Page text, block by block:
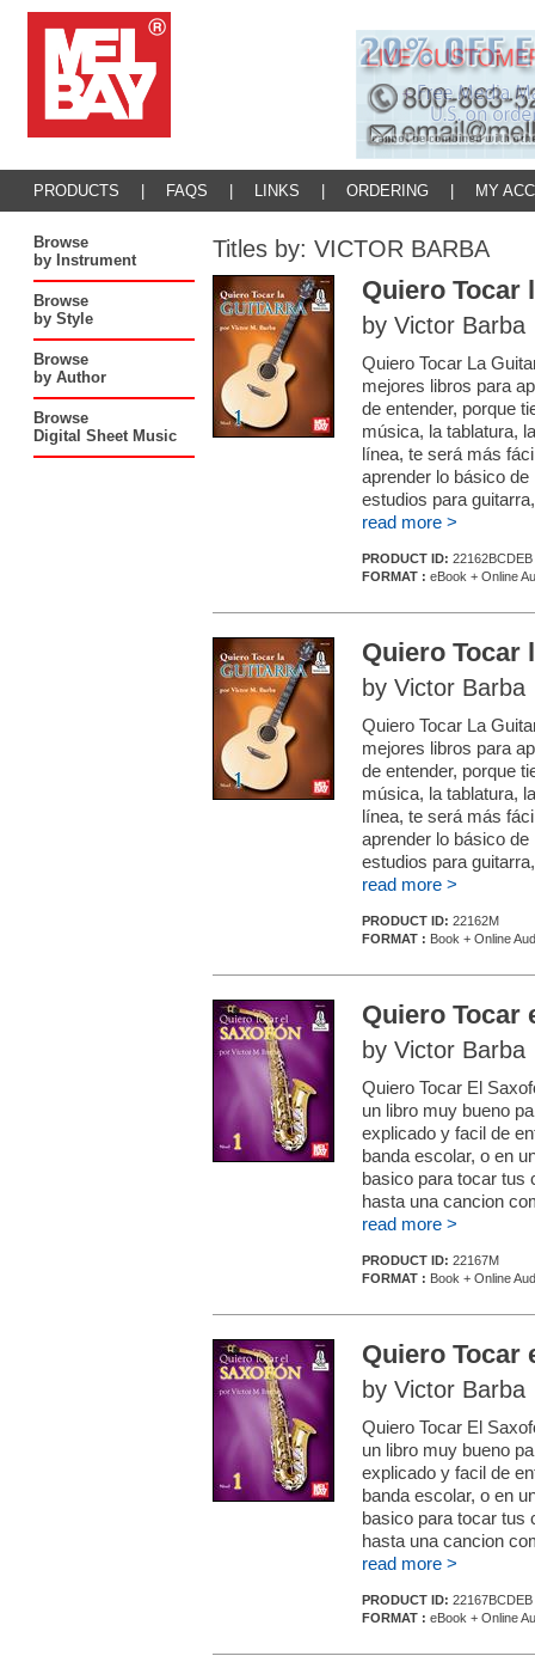
PRODUCTS FAQS LINKS ORDERING MY
Browse
by Instrument
Browse
by Style
Browse
by Author
Browse
Digital Sheet Music
Titles by: VICTOR BARBA
Quiero Tocar
by Victor Barba
Quiero Tocar La
mejores libros para
de entender, porque
música, la tablatura,
línea, te será más
aprender lo básico
estudios para
read more >
PRODUCT ID: 22162BCDEB
FORMAT : eBook + Online
Quiero Tocar
by Victor Barba
Quiero Tocar La
mejores libros para
de entender, porque
música, la tablatura,
línea, te será más
aprender lo básico
estudios para
read more >
PRODUCT ID: 22162M
FORMAT : Book + Online
Quiero Tocar
by Victor Barba
Quiero Tocar El
un libro muy bueno
explicado y facil de
banda escolar, o en
basico para tocar tus
hasta una cancion
read more >
PRODUCT ID: 22167M
FORMAT : Book + Online
Quiero Tocar
by Victor Barba
Quiero Tocar El
un libro muy bueno
explicado y facil de
banda escolar, o en
basico para tocar tus
hasta una cancion
read more >
PRODUCT ID: 22167BCDEB
FORMAT : eBook + Online